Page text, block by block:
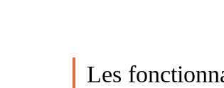
Les